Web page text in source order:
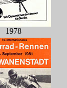
1978